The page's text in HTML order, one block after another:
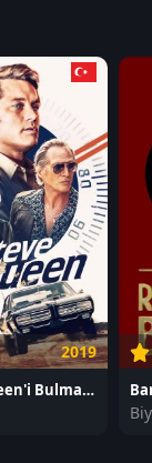
2019
Steve McQueen'i Bulmak izle